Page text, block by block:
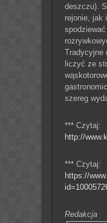
deszczu).
rejonie, jak
Tradycyjne
liczyć ze
szereg
*** Czytaj:
http://
*** Czytaj:
https://
Redakcja